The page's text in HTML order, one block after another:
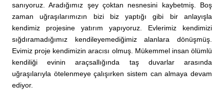
sanıyoruz. Aradığımız şey çoktan nesnesini kaybetmiş. Boş
zaman uğraşılarımızın bizi biz yaptığı gibi bir anlayışla
kendimiz projesine yatırım yapıyoruz. Evlerimiz kendimizi
sığdıramadığımız kendileyemediğimiz alanlara dönüşmüş.
Evimiz proje kendimizin aracısı olmuş. Mükemmel insan ölümlü
kendiliği evinin araçsallığında taş duvarlar arasında
uğraşılarıyla ötelenmeye çalışırken sistem can almaya devam
ediyor.